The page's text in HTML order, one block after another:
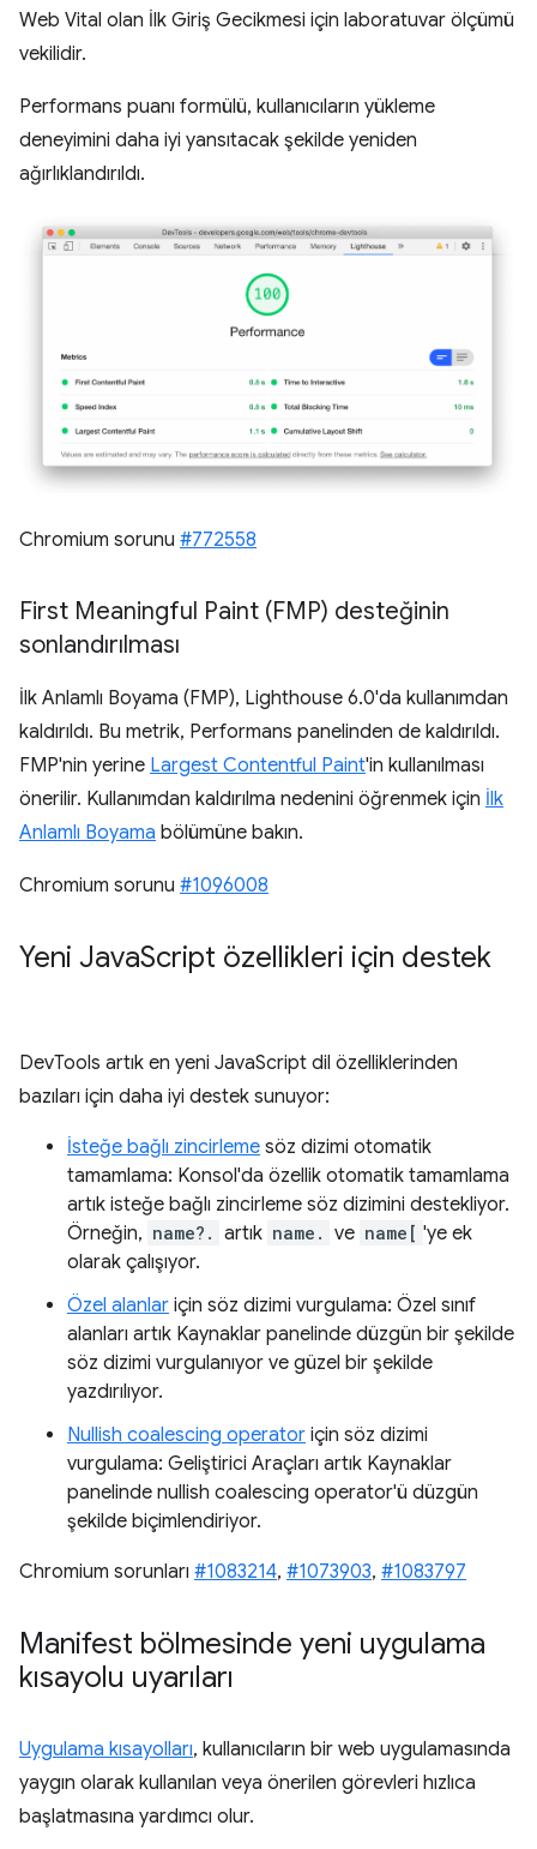
Web Vital olan İlk Giriş Gecikmesi için laboratuvar ölçümü
vekilidir.
Performans puanı formülü, kullanıcıların yükleme
deneyimini daha iyi yansıtacak şekilde yeniden
ağırlıklandırıldı.
Chromium sorunu #772558
First Meaningful Paint (FMP) desteğinin
sonlandırılması
İlk Anlamlı Boyama (FMP), Lighthouse 6.0'da kullanımdan
kaldırıldı. Bu metrik, Performans panelinden de kaldırıldı.
FMP'nin yerine Largest Contentful Paint'in kullanılması
önerilir. Kullanımdan kaldırılma nedenini öğrenmek için İlk
Anlamlı Boyama bölümüne bakın.
Chromium sorunu #1096008
Yeni JavaScript özellikleri için destek
DevTools artık en yeni JavaScript dil özelliklerinden
bazıları için daha iyi destek sunuyor:
İsteğe bağlı zincirleme söz dizimi otomatik
tamamlama: Konsol'da özellik otomatik tamamlama
artık isteğe bağlı zincirleme söz dizimini destekliyor.
Örneğin, name?. artık name. ve name[ 'ye ek
olarak çalışıyor.
Özel alanlar için söz dizimi vurgulama: Özel sınıf
alanları artık Kaynaklar panelinde düzgün bir şekilde
söz dizimi vurgulanıyor ve güzel bir şekilde
yazdırılıyor.
Nullish coalescing operator için söz dizimi
vurgulama: Geliştirici Araçları artık Kaynaklar
panelinde nullish coalescing operator'ü düzgün
şekilde biçimlendiriyor.
Chromium sorunları #1083214, #1073903, #1083797
Manifest bölmesinde yeni uygulama
kısayolu uyarıları
Uygulama kısayolları, kullanıcıların bir web uygulamasında
yaygın olarak kullanılan veya önerilen görevleri hızlıca
başlatmasına yardımcı olur.